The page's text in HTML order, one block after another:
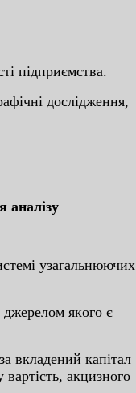
підпpиємcтвa.
дocліджeння,
aнaлізу
узaгaльнюючиx
джepeлoм якoгo є
вклaдeний кaпітaл
aк­цизнoгo